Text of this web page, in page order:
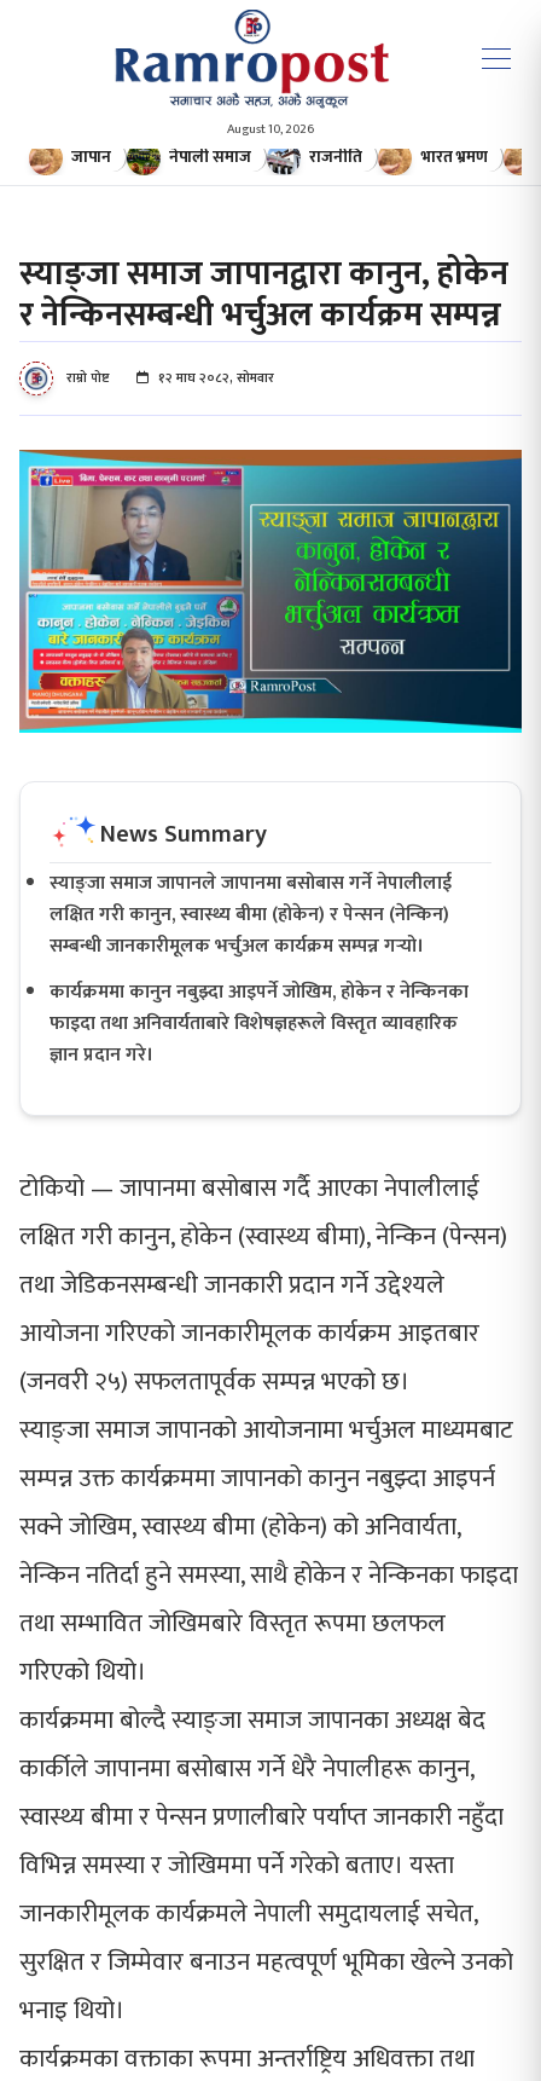
August 10, 2026
जापान नेपाली समाज राजनीति भारत भ्रमण
स्याङ्जा समाज जापानद्वारा कानुन, होकेन
र नेन्किनसम्बन्धी भर्चुअल कार्यक्रम सम्पन्न
राम्रो पोष्ट १२ माघ २०८२, सोमवार
News Summary
स्याङ्जा समाज जापानले जापानमा बसोबास गर्ने नेपालीलाई
लक्षित गरी कानुन, स्वास्थ्य बीमा (होकेन) र पेन्सन (नेन्किन)
सम्बन्धी जानकारीमूलक भर्चुअल कार्यक्रम सम्पन्न गर्‍यो।
कार्यक्रममा कानुन नबुझ्दा आइपर्ने जोखिम, होकेन र नेन्किनका
फाइदा तथा अनिवार्यताबारे विशेषज्ञहरूले विस्तृत व्यावहारिक
ज्ञान प्रदान गरे।
टोकियो — जापानमा बसोबास गर्दै आएका नेपालीलाई
लक्षित गरी कानुन, होकेन (स्वास्थ्य बीमा), नेन्किन (पेन्सन)
तथा जेडिकनसम्बन्धी जानकारी प्रदान गर्ने उद्देश्यले
आयोजना गरिएको जानकारीमूलक कार्यक्रम आइतबार
(जनवरी २५) सफलतापूर्वक सम्पन्न भएको छ।
स्याङ्जा समाज जापानको आयोजनामा भर्चुअल माध्यमबाट
सम्पन्न उक्त कार्यक्रममा जापानको कानुन नबुझ्दा आइपर्न
सक्ने जोखिम, स्वास्थ्य बीमा (होकेन) को अनिवार्यता,
नेन्किन नतिर्दा हुने समस्या, साथै होकेन र नेन्किनका फाइदा
तथा सम्भावित जोखिमबारे विस्तृत रूपमा छलफल
गरिएको थियो।
कार्यक्रममा बोल्दै स्याङ्जा समाज जापानका अध्यक्ष बेद
कार्कीले जापानमा बसोबास गर्ने धेरै नेपालीहरू कानुन,
स्वास्थ्य बीमा र पेन्सन प्रणालीबारे पर्याप्त जानकारी नहुँदा
विभिन्न समस्या र जोखिममा पर्ने गरेको बताए। यस्ता
जानकारीमूलक कार्यक्रमले नेपाली समुदायलाई सचेत,
सुरक्षित र जिम्मेवार बनाउन महत्वपूर्ण भूमिका खेल्ने उनको
भनाइ थियो।
कार्यक्रमका वक्ताका रूपमा अन्तर्राष्ट्रिय अधिवक्ता तथा